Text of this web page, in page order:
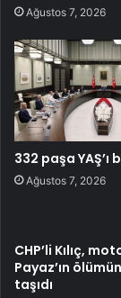
Ağustos 7, 2026
332 paşa YAŞ’ı
Ağustos 7, 2026
CHP’li Kılıç,
Payaz’ın
taşıdı